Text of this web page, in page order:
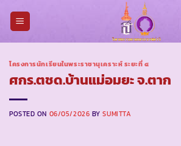
โครงการนักเรียนในพระราชานุเคราะห์ ระยะที่ ๔
ศกร.ตชด.บ้านแม่อมยะ จ.ตาก
POSTED ON 06/05/2026 BYSUMITTA